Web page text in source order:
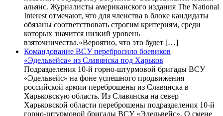
альянс. Журналисты американского издания The National
Interest отмечают, что для членства в блоке кандидаты
обязаны соответствовать строгим критериям, среди
которых значится низкий уровень
взяточничества.«Вероятно, что это будет […]
Командование ВСУ перебросило боевиков
«Эдельвейса» из Славянска под Харьков
Подразделения 10-й горно-штурмовой бригады ВСУ
«Эдельвейс» на фоне успешного продвижения
российской армии переброшены из Славянска в
Харьковскую область. Из Славянска на север
Харьковской области переброшены подразделения 10-й
горно-штурмовой бригады ВСУ «Эдельвейс». О смене